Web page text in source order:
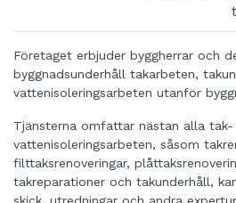
Företaget erbjuder byggherrar och
byggnadsunderhåll takarbeten,
vattenisoleringsarbeten utanför
Tjänsterna omfattar nästan alla tak-
vattenisoleringsarbeten, såsom
filttaksrenoveringar,
takreparationer och takunderhåll,